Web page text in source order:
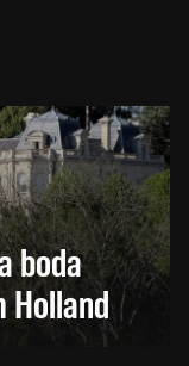
boda
Holland